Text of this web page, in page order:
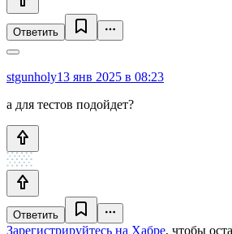
Ответить
stgunholy13 янв 2025 в 08:23
а для тестов подойдет?
Ответить
Зарегистрируйтесь на Хабре, чтобы